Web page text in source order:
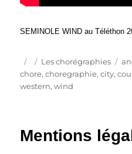
SEMINOLE WIND au Téléthon
Publié
le
Catégories
Les chorégraphies
chore,choregraphie,city,
western,wind
Mentions